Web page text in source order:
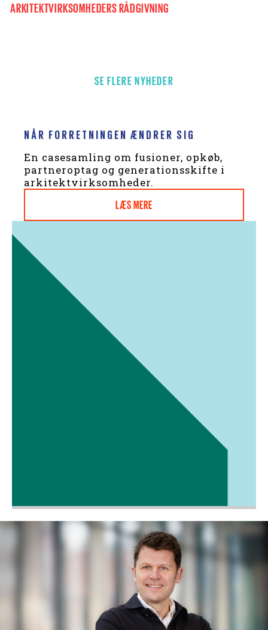
ARKITEKTVIRKSOMHEDERS RÅDGIVNING
SE FLERE NYHEDER
NÅR FORRETNINGEN ÆNDRER SIG
En casesamling om fusioner, opkøb,
partneroptag og generationsskifte i
arkitektvirksomheder.
LÆS MERE